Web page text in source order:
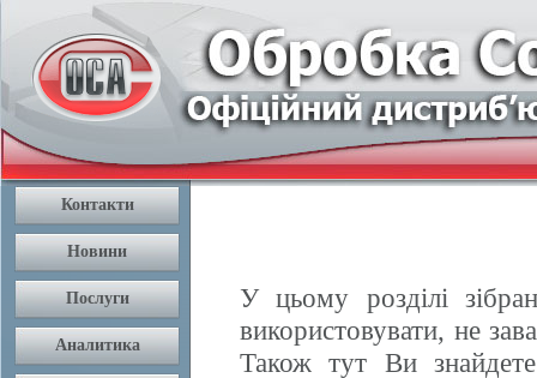
У цьому розділі
використовувати, не
Також тут Ви